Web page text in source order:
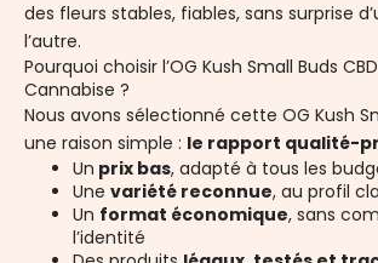
des fleurs stables, fiables, sans surprise
l’autre.
Pourquoi choisir l’OG Kush Small Buds
Cannabise ?
Nous avons sélectionné cette OG Kush
une raison simple : le rapport qualité-
Un prix bas, adapté à tous les
Une variété reconnue, au profil
Un format économique, sans
l’identité